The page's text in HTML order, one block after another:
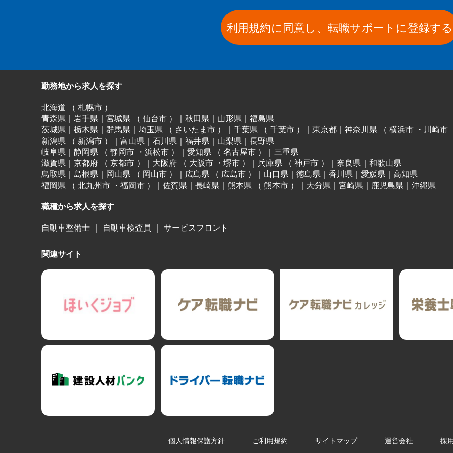
利用規約に同意し、転職サポートに登録する
勤務地から求人を探す
北海道 （ 札幌市 ）
青森県 ｜ 岩手県 ｜ 宮城県 （ 仙台市 ） ｜ 秋田県 ｜ 山形県 ｜ 福島県
茨城県 ｜ 栃木県 ｜ 群馬県 ｜ 埼玉県 （ さいたま市 ） ｜ 千葉県 （ 千葉市 ） ｜ 東京都 ｜ 神奈川県 （ 横浜市 ・ 川崎市
新潟県 （ 新潟市 ） ｜ 富山県 ｜ 石川県 ｜ 福井県 ｜ 山梨県 ｜ 長野県
岐阜県 ｜ 静岡県 （ 静岡市 ・ 浜松市 ） ｜ 愛知県 （ 名古屋市 ） ｜ 三重県
滋賀県 ｜ 京都府 （ 京都市 ） ｜ 大阪府 （ 大阪市 ・ 堺市 ） ｜ 兵庫県 （ 神戸市 ） ｜ 奈良県 ｜ 和歌山県
鳥取県 ｜ 島根県 ｜ 岡山県 （ 岡山市 ） ｜ 広島県 （ 広島市 ） ｜ 山口県 ｜ 徳島県 ｜ 香川県 ｜ 愛媛県 ｜ 高知県
福岡県 （ 北九州市 ・ 福岡市 ） ｜ 佐賀県 ｜ 長崎県 ｜ 熊本県 （ 熊本市 ） ｜ 大分県 ｜ 宮崎県 ｜ 鹿児島県 ｜ 沖縄県
職種から求人を探す
自動車整備士 ｜ 自動車検査員 ｜ サービスフロント
関連サイト
個人情報保護方針 ご利用規約 サイトマップ 運営会社 採